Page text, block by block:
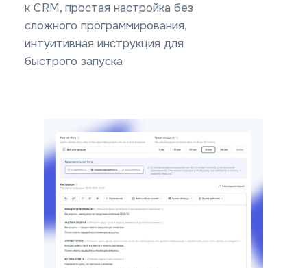
к CRM, простая настройка без
сложного программирования,
интуитивная инструкция для
быстрого запуска